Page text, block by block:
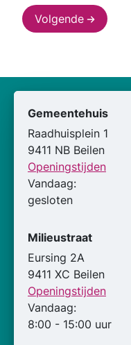
Volgende
Gemeentehuis
Raadhuisplein 1
9411 NB Beilen
Openingstijden
Vandaag:
gesloten
Milieustraat
Eursing 2A
9411 XC Beilen
Openingstijden
Vandaag:
8:00 - 15:00 uur